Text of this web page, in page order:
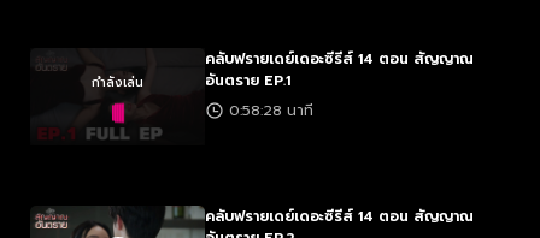
กำลังเล่น
คลับฟรายเดย์เดอะซีรีส์ 14 ตอน สัญญาณ
อันตราย EP.1
0:58:28 นาที
คลับฟรายเดย์เดอะซีรีส์ 14 ตอน สัญญาณ